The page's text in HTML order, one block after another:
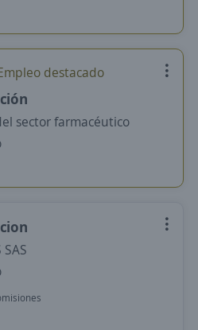
destacado
sector farmacéutico
SAS